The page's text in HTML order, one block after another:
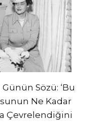
Sözü: ‘Bu
Ne Kadar
Çevrelendiğini